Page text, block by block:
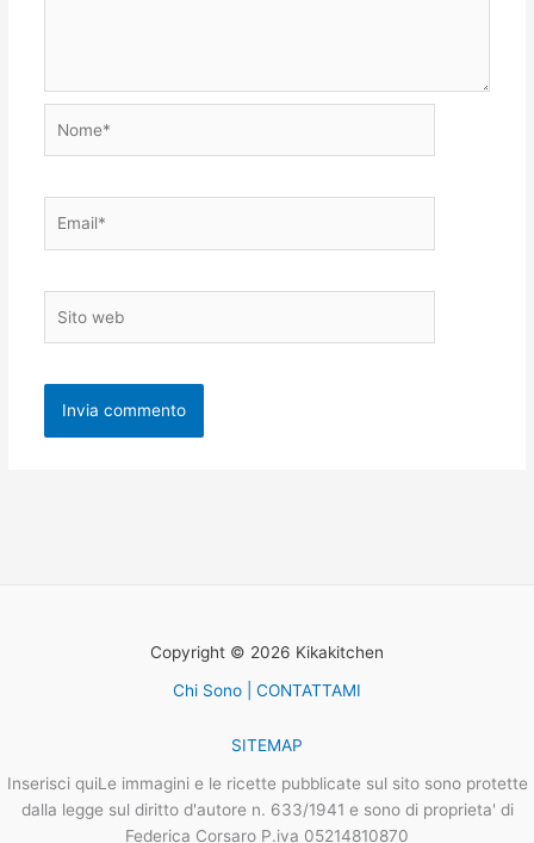
web
Copyright © 2026 Kikakitchen
Chi Sono | CONTATTAMI
SITEMAP
Inserisci quiLe immagini e le ricette pubblicate sul sito sono protette
dalla legge sul diritto d'autore n. 633/1941 e sono di proprieta' di
Federica Corsaro P.iva 05214810870